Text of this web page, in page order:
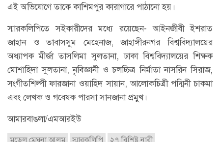
এই অভিযোগে তাকে কাশিমপুর কারাগারে পাঠানো হয়।
স্মারকলিপিতে সইকারীদের মধ্যে রয়েছেন- আইনজীবী ইশরাত
জাহান ও তাবাসসুম মেহেনাজ, জাহাঙ্গীরনগর বিশ্ববিদ্যালয়ের
অধ্যাপক মীর্জা তাসলিমা সুলতানা, ঢাকা বিশ্ববিদ্যালয়ের শিক্ষক
মোশাহিদা সুলতানা, নৃবিজ্ঞানী ও চলচ্চিত্র নির্মাতা নাসরিন সিরাজ,
সংগীতশিল্পী ফারজানা ওয়াহিদ সায়ান, আলোকচিত্রী পদ্মিনী চাকমা
এবং লেখক ও গবেষক পারসা সানজানা প্রমুখ।
আমারবাঙলা/এমআরইউ
মডেল মেঘনা আলম স্মারকলিপি
২৭ বিশিষ্ট নারী